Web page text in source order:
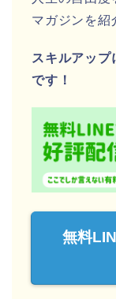
マガジンを紹
スキルアップ
です！
無料